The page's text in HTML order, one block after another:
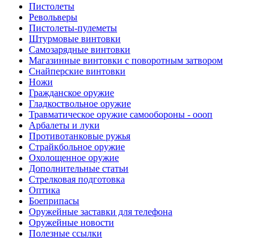
Пистолеты
Револьверы
Пистолеты-пулеметы
Штурмовые винтовки
Самозарядные винтовки
Магазинные винтовки с поворотным затвором
Снайперские винтовки
Ножи
Гражданское оружие
Гладкоствольное оружие
Травматическое оружие самообороны - оооп
Арбалеты и луки
Противотанковые ружья
Страйкбольное оружие
Охолощенное оружие
Дополнительные статьи
Стрелковая подготовка
Оптика
Боеприпасы
Оружейные заставки для телефона
Оружейные новости
Полезные ссылки